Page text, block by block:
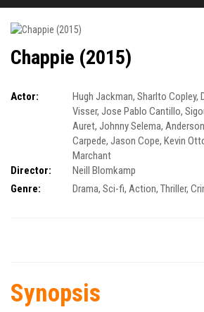
Chappie (2015)
Actor: Hugh Jackman, Sharlto Copley,
Visser, Jose Pablo Cantillo,
Auret, Johnny Selema,
Carpede, Jason Cope, Kevin
Marchant
Director:
Neill Blomkamp
Genre:
Drama, Sci-fi, Action, Thriller,
Synopsis